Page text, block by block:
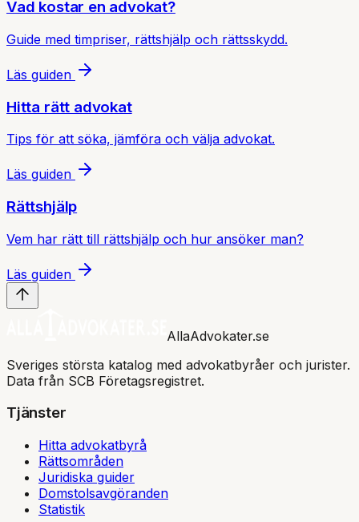
Vad kostar en advokat?
Guide med timpriser, rättshjälp och rättsskydd.
Läs guiden
Hitta rätt advokat
Tips för att söka, jämföra och välja advokat.
Läs guiden
Rättshjälp
Vem har rätt till rättshjälp och hur ansöker man?
Läs guiden
AllaAdvokater.se
Sveriges största katalog med advokatbyråer och jurister.
Data från SCB Företagsregistret.
Tjänster
Hitta advokatbyrå
Rättsområden
Juridiska guider
Domstolsavgöranden
Statistik